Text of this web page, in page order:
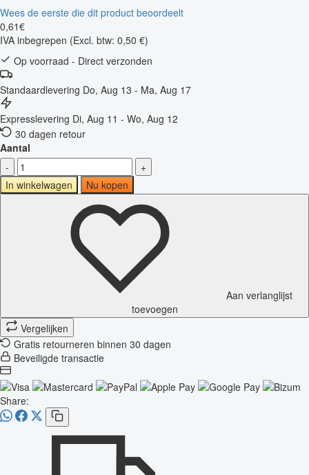
Wees de eerste die dit product beoordeelt
0,61€
IVA inbegrepen (Excl. btw: 0,50 €)
Op voorraad - Direct verzonden
Standaardlevering Do, Aug 13 - Ma, Aug 17
Expresslevering Di, Aug 11 - Wo, Aug 12
30 dagen retour
Aantal
-
+
In winkelwagen
Nu kopen
Aan verlanglijst
toevoegen
Vergelijken
Gratis retourneren binnen 30 dagen
Beveiligde transactie
Share: